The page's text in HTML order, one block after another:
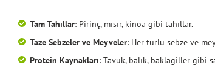
Tam Tahıllar: Pirinç, mısır, kinoa gibi tahıllar.
Taze Sebzeler ve Meyveler: Her türlü sebze ve
Protein Kaynakları: Tavuk, balık, baklagiller gibi